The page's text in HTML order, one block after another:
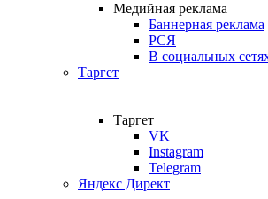
Медийная реклама
Баннерная реклама
РСЯ
В социальных
Таргет
Таргет
VK
Instagram
Telegram
Яндекс Директ